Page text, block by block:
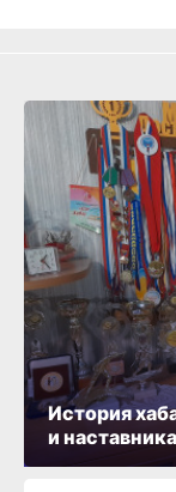
История
и